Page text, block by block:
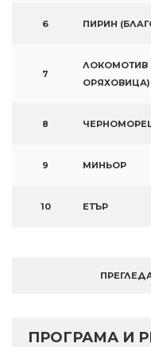
6 ПИРИН
7
ЛОКОМОТИВ
ОРЯХОВИЦА)
8 ЧЕРНОМОРЕЦ
9 МИНЬОР
10 ЕТЪР
ПРОГРАМА И